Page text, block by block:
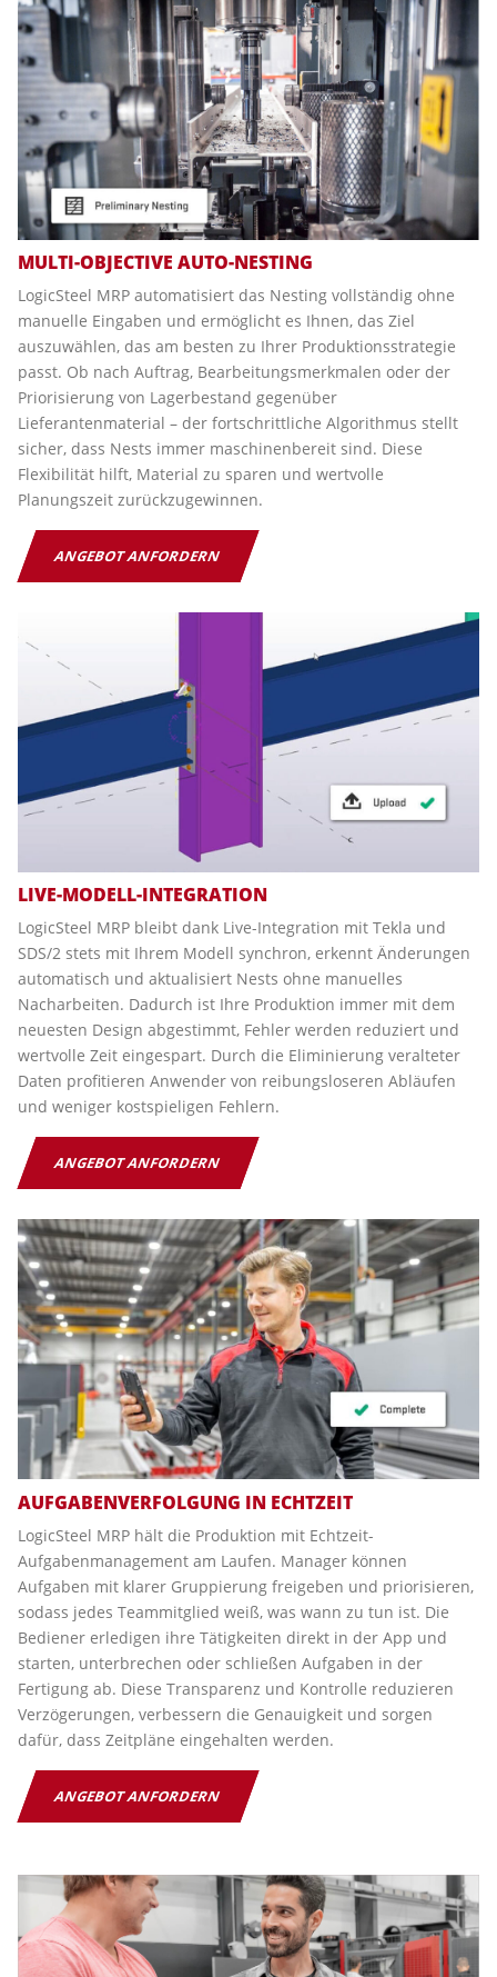
MULTI-OBJECTIVE AUTO-NESTING
LogicSteel MRP automatisiert das Nesting vollständig ohne
manuelle Eingaben und ermöglicht es Ihnen, das Ziel
auszuwählen, das am besten zu Ihrer Produktionsstrategie
passt. Ob nach Auftrag, Bearbeitungsmerkmalen oder der
Priorisierung von Lagerbestand gegenüber
Lieferantenmaterial – der fortschrittliche Algorithmus stellt
sicher, dass Nests immer maschinenbereit sind. Diese
Flexibilität hilft, Material zu sparen und wertvolle
Planungszeit zurückzugewinnen.
ANGEBOT ANFORDERN
LIVE-MODELL-INTEGRATION
LogicSteel MRP bleibt dank Live-Integration mit Tekla und
SDS/2 stets mit Ihrem Modell synchron, erkennt Änderungen
automatisch und aktualisiert Nests ohne manuelles
Nacharbeiten. Dadurch ist Ihre Produktion immer mit dem
neuesten Design abgestimmt, Fehler werden reduziert und
wertvolle Zeit eingespart. Durch die Eliminierung veralteter
Daten profitieren Anwender von reibungsloseren Abläufen
und weniger kostspieligen Fehlern.
ANGEBOT ANFORDERN
AUFGABENVERFOLGUNG IN ECHTZEIT
LogicSteel MRP hält die Produktion mit Echtzeit-
Aufgabenmanagement am Laufen. Manager können
Aufgaben mit klarer Gruppierung freigeben und priorisieren,
sodass jedes Teammitglied weiß, was wann zu tun ist. Die
Bediener erledigen ihre Tätigkeiten direkt in der App und
starten, unterbrechen oder schließen Aufgaben in der
Fertigung ab. Diese Transparenz und Kontrolle reduzieren
Verzögerungen, verbessern die Genauigkeit und sorgen
dafür, dass Zeitpläne eingehalten werden.
ANGEBOT ANFORDERN